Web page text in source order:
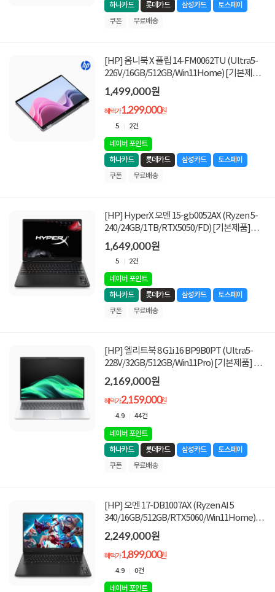
하나카드
롯데카드 삼성카드
토스페이
쿠폰
무료배송
[HP] 옴니북 X 플립 14-FM0062TU (Ultra5-
226V/16GB/512GB/Win11Home) [기본제
품]★한정수량! 20만원 쿠폰할인★
1,499,000원
혜택가1,299,000원
5 2건
네이버 포인트
하나카드
롯데카드 삼성카드
토스페이
쿠폰
무료배송
[HP] HyperX 오멘 15-gb0052AX (Ryzen 5-
240/24GB/1TB/RTX5050/FD) [기본제품]★
20만원 쿠폰할인★
1,649,000원
5 2건
네이버 포인트
하나카드
롯데카드 삼성카드
토스페이
쿠폰
무료배송
[HP] 엘리트북 8 G1i 16 BP9B0PT (Ultra5-
228V/32GB/512GB/Win11Pro) [기본제품] ★
적립금 10만원 추가 증정 ★
2,169,000원
혜택가2,159,000원
4.9 44건
네이버 포인트
하나카드
롯데카드 삼성카드
토스페이
쿠폰
무료배송
[HP] 오멘 17-DB1007AX (Ryzen AI 5
340/16GB/512GB/RTX5060/Win11Home)
[기본제품] ★컴퓨존 35만원 쿠폰할인★
2,249,000원
혜택가1,899,000원
4.9 0건
네이버 포인트